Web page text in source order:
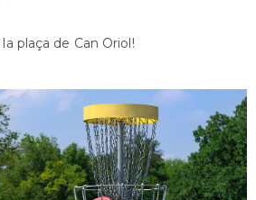
plaça de Can Oriol!